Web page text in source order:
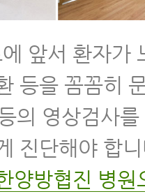
앞서 환자가
등을 꼼꼼히
의 영상검사를
진단해야 합
양방협진 병원